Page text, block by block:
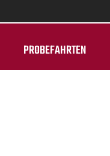
PROBEFAHRTEN